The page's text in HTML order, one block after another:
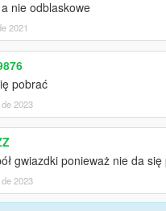
nie odblaskowe
2021
pobrać
2023
gwiazdki ponieważ nie da
2023